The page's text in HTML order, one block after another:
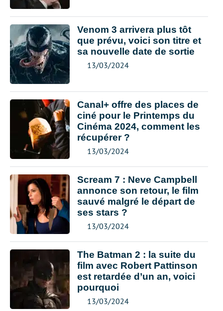
Venom 3 arrivera plus tôt
que prévu, voici son titre et
sa nouvelle date de sortie
13/03/2024
Canal+ offre des places de
ciné pour le Printemps du
Cinéma 2024, comment les
récupérer ?
13/03/2024
Scream 7 : Neve Campbell
annonce son retour, le film
sauvé malgré le départ de
ses stars ?
13/03/2024
The Batman 2 : la suite du
film avec Robert Pattinson
est retardée d’un an, voici
pourquoi
13/03/2024